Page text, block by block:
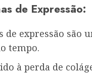
de Expressão:
de expressão são
tempo.
à perda de